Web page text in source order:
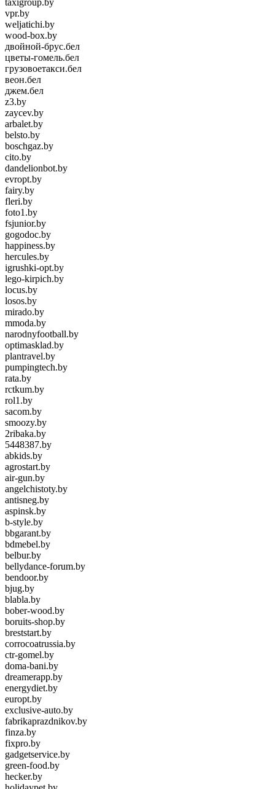
vpr.by
weljatichi.by
wood-box.by
двойной-брус.бел
цветы-гомель.бел
грузовоетакси.бел
веон.бел
джем.бел
z3.by
zaycev.by
arbalet.by
belsto.by
boschgaz.by
cito.by
dandelionbot.by
evropt.by
fairy.by
fleri.by
foto1.by
fsjunior.by
gogodoc.by
happiness.by
hercules.by
igrushki-opt.by
lego-kirpich.by
locus.by
losos.by
mirado.by
mmoda.by
narodnyfootball.by
optimasklad.by
plantravel.by
pumpingtech.by
rata.by
rctkum.by
rol1.by
sacom.by
smoozy.by
2ribaka.by
5448387.by
abkids.by
agrostart.by
air-gun.by
angelchistoty.by
antisneg.by
aspinsk.by
b-style.by
bbgarant.by
bdmebel.by
belbur.by
bellydance-forum.by
bendoor.by
bjug.by
blabla.by
bober-wood.by
boruits-shop.by
breststart.by
corrocoatrussia.by
ctr-gomel.by
doma-bani.by
dreamerapp.by
energydiet.by
europt.by
exclusive-auto.by
fabrikaprazdnikov.by
finza.by
fixpro.by
gadgetservice.by
green-food.by
hecker.by